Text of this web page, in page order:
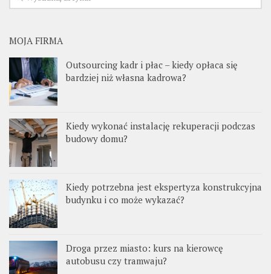
MOJA FIRMA
Outsourcing kadr i płac – kiedy opłaca się
bardziej niż własna kadrowa?
Kiedy wykonać instalację rekuperacji podczas
budowy domu?
Kiedy potrzebna jest ekspertyza konstrukcyjna
budynku i co może wykazać?
Droga przez miasto: kurs na kierowcę
autobusu czy tramwaju?